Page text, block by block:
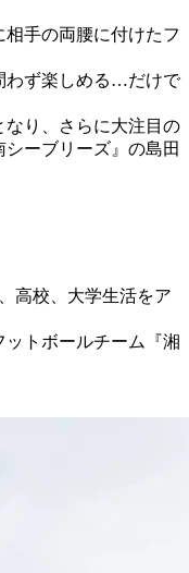
手の両腰に付けたフ
わず楽しめる…だけで
なり、さらに大注目の
ーブリーズ』の島田
高校、大学生活をア
トボールチーム『湘